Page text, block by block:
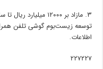
توسعه زیست‌بوم گوشی تلفن
اطلاعات.
۲۲۷۲۲۷